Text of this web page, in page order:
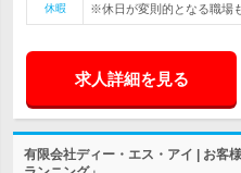
休暇
※休日が変則的となる職場
求人詳細を見る
有限会社ディー・エス・アイ | お客